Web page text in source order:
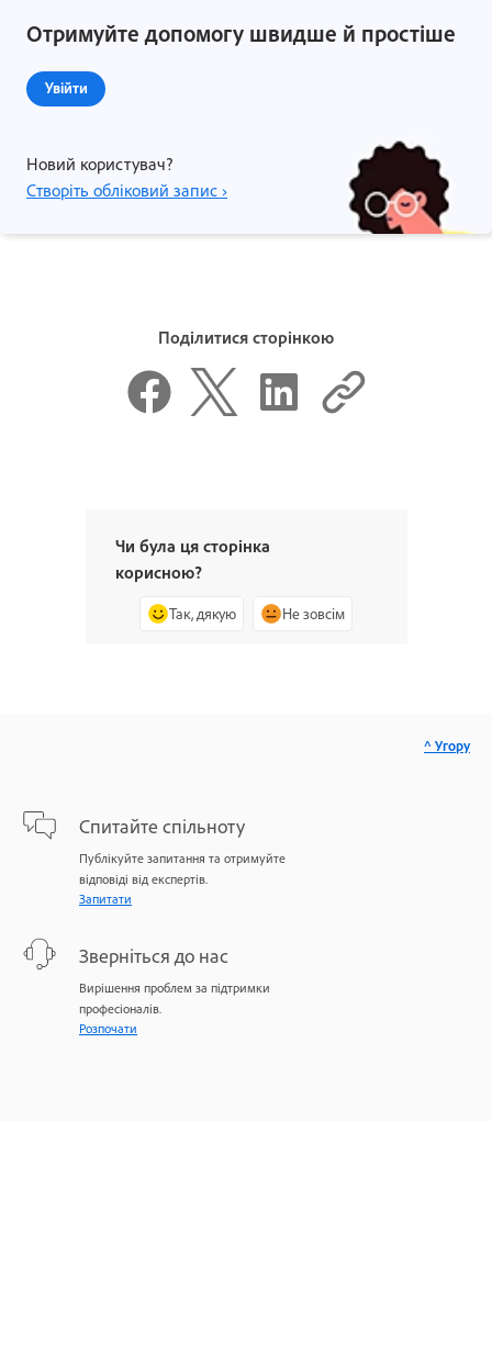
Отримуйте допомогу швидше й простіше
Увійти
Новий користувач?
Створіть обліковий запис ›
Поділитися сторінкою
Чи була ця сторінка
корисною?
Так, дякую Не зовсім
Спитайте спільноту
Публікуйте запитання та отримуйте
відповіді від експертів.
Запитати
Зверніться до нас
Вирішення проблем за підтримки
професіоналів.
Розпочати
^ Угору